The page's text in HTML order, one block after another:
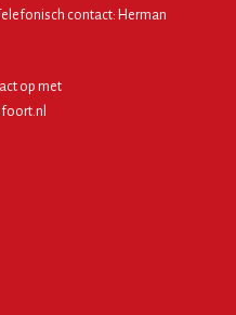
contact: Herman
op met